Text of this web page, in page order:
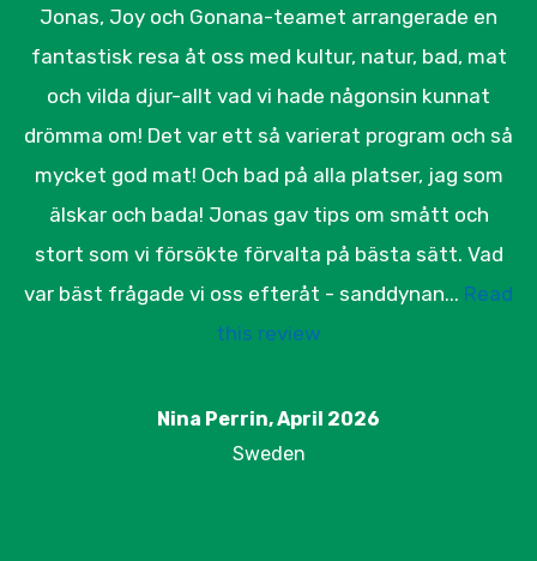
Jonas, Joy och Gonana-teamet arrangerade en
fantastisk resa åt oss med kultur, natur, bad, mat
och vilda djur-allt vad vi hade någonsin kunnat
drömma om! Det var ett så varierat program och så
mycket god mat! Och bad på alla platser, jag som
älskar och bada! Jonas gav tips om smått och
stort som vi försökte förvalta på bästa sätt. Vad
var bäst frågade vi oss efteråt - sanddynan... Read
this review
Nina Perrin, April 2026
Sweden